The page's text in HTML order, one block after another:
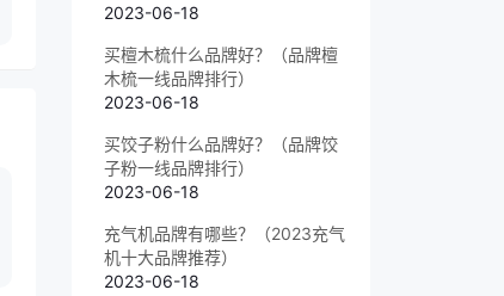
2023-06-18
买檀木梳什么品牌好？（品牌檀
木梳一线品牌排行）
2023-06-18
买饺子粉什么品牌好？（品牌饺
子粉一线品牌排行）
2023-06-18
充气机品牌有哪些？（2023充气
机十大品牌推荐）
2023-06-18